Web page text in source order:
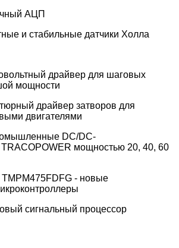
АЦП
и стабильные датчики Холла
драйвер для шаговых
мощности
драйвер затворов для
двигателями
DC/DC-
TRACOPOWER мощностью 20, 40, 60
- новые
сигнальный процессор